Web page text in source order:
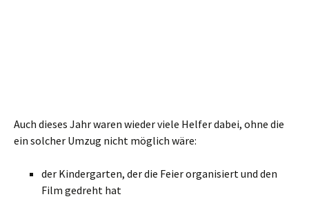
Auch dieses Jahr waren wieder viele Helfer dabei, ohne die
ein solcher Umzug nicht möglich wäre:
der Kindergarten, der die Feier organisiert und den
Film gedreht hat